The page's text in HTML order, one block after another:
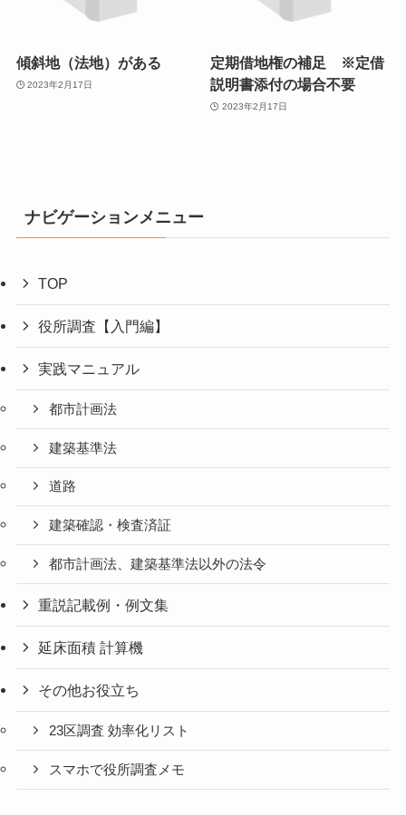
傾斜地（法地）がある
2023年2月17日
定期借地権の補足 ※定借
説明書添付の場合不要
2023年2月17日
ナビゲーションメニュー
TOP
役所調査【入門編】
実践マニュアル
都市計画法
建築基準法
道路
建築確認・検査済証
都市計画法、建築基準法以外の法令
重説記載例・例文集
延床面積 計算機
その他お役立ち
23区調査 効率化リスト
スマホで役所調査メモ